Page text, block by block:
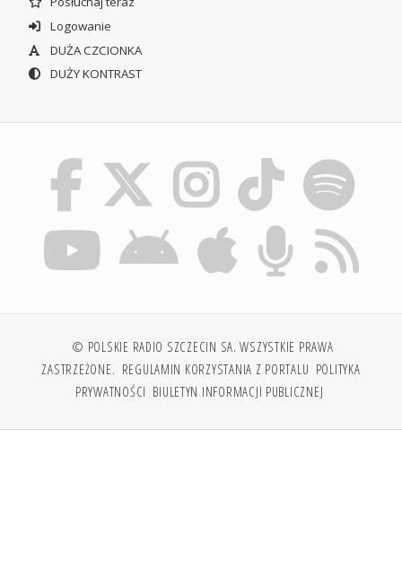
Logowanie
DUŻA CZCIONKA
DUŻY KONTRAST
© POLSKIE RADIO SZCZECIN SA. WSZYSTKIE PRAWA
ZASTRZEŻONE. REGULAMIN KORZYSTANIA Z PORTALU POLITYKA
PRYWATNOŚCI BIULETYN INFORMACJI PUBLICZNEJ